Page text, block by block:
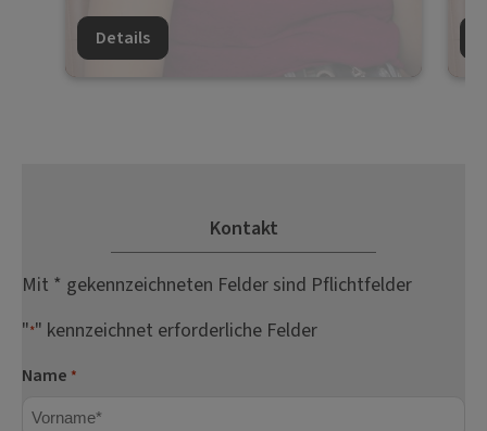
Details
Kontakt
Mit * gekennzeichneten Felder sind Pflichtfelder
"*" kennzeichnet erforderliche Felder
Name *